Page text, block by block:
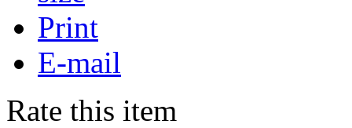
Print
E-mail
Rate this item